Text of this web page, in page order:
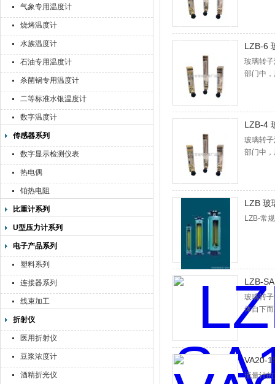
气象专用温度计
烧烤温度计
水族温度计
石油专用温度计
杀菌锅专用温度计
二等标准水银温度计
数字温度计
传感器系列
数字显示检测仪表
热电偶
铂热电阻
比重计系列
U型压力计系列
电子产品系列
塑料系列
连接器系列
线束加工
折射仪
医用折射仪
豆浆浓度计
酒精折光仪
LZB-6
玻璃转
部门中
LZB-4
玻璃转
部门中
LZB 玻
LZB-常
LZB-
玻璃转
体自下
子所受
作为流
VA20-
流量计